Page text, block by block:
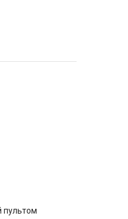
пультом